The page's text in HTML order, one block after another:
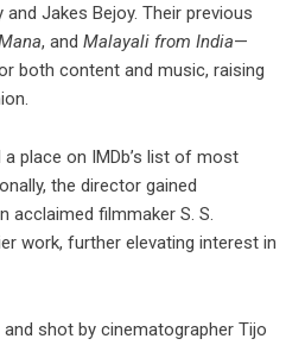
Jakes Bejoy. Their previous
, andMalayali from India—
both content and music, raising
place on IMDb’s list of most
the director gained
acclaimed filmmaker S. S.
work, further elevating interest in
and shot by cinematographer Tijo